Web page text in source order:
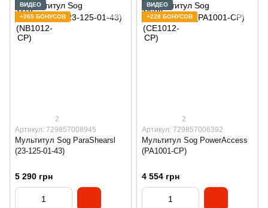
ВИДЕО
+265 БОНУСОВ
2
Артикул: 729857008945
Мультитул Sog ParaShearsl
(23-125-01-43)
5 290 грн
ВИДЕО
+228 БОНУСОВ
2
Артикул: 729857006392
Мультитул Sog PowerAccess
(PA1001-CP)
4 554 грн